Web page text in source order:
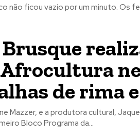
não ficou vazio por um minuto. Os
de rima
Mazzer, e a produtora cultural,
programação. Programa da Hora - Primeiro Bloco Programa da...